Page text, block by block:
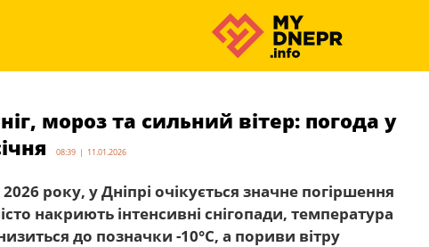
мороз та сильний вітер: погода у
08:39 | 11.01.2026
року, у Дніпрі очікується значне погіршення
накриють інтенсивні снігопади, температура
до позначки -10°C, а пориви вітру